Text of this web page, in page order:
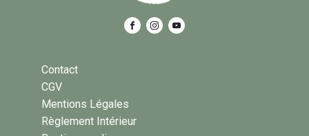
Contact
CGV
Mentions Légales
Règlement Intérieur